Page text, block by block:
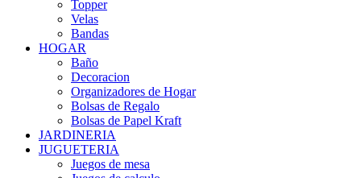
Topper
Velas
Bandas
HOGAR
Baño
Decoracion
Organizadores de Hogar
Bolsas de Regalo
Bolsas de Papel Kraft
JARDINERIA
JUGUETERIA
Juegos de mesa